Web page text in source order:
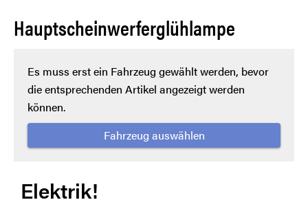
Hauptscheinwerferglühlampe
Es muss erst ein Fahrzeug gewählt werden, bevor
die entsprechenden Artikel angezeigt werden
können.
Fahrzeug auswählen
Elektrik!